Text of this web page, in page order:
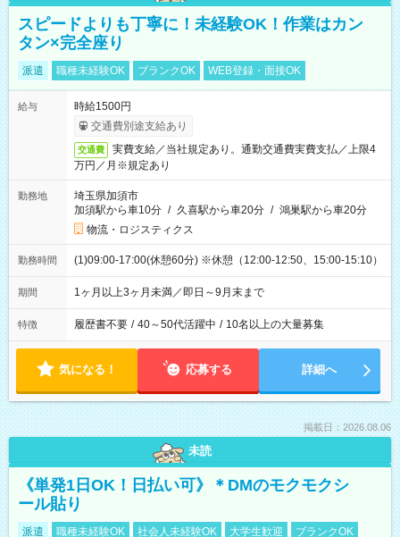
スピードよりも丁寧に！未経験OK！作業はカン
タン×完全座り
派遣 職種未経験OK ブランクOK WEB登録・面接OK
給与
時給1500円
交通費別途支給あり
交通費
実費支給／当社規定あり。通勤交通費実費支払／上限4
万円／月※規定あり
勤務地
埼玉県加須市
加須駅から車10分 / 久喜駅から車20分 / 鴻巣駅から車20分
物流・ロジスティクス
勤務時間 (1)09:00-17:00(休憩60分) ※休憩（12:00-12:50、15:00-15:10）
期間 1ヶ月以上3ヶ月未満／即日～9月末まで
特徴 履歴書不要 / 40～50代活躍中 / 10名以上の大量募集
気になる！ 応募する 詳細へ
掲載日：2026.08.06
未読
《単発1日OK！日払い可》＊DMのモクモクシ
ール貼り
派遣 職種未経験OK 社会人未経験OK 大学生歓迎
ブランクOK